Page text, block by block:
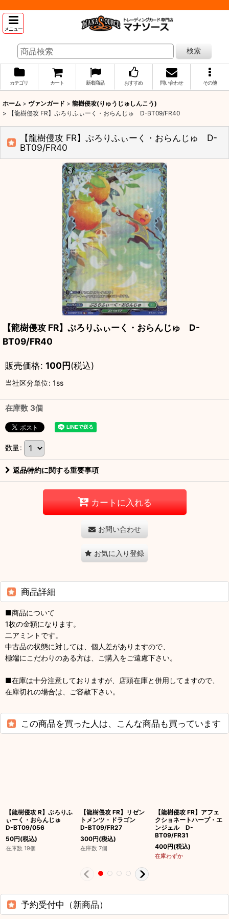
メニュー
検索
カテゴリ カート 新着商品 おすすめ 問い合わせ その他
ホーム > ヴァンガード > 龍樹侵攻(りゅうじゅしんこう)
>
【龍樹侵攻 FR】ぷろりふぃーく・おらんじゅ D-BT09/FR40
【龍樹侵攻 FR】ぷろりふぃーく・おらんじゅ D-
BT09/FR40
【龍樹侵攻 FR】ぷろりふぃーく・おらんじゅ D-
BT09/FR40
販売価格: 100円(税込)
当社区分単位: 1ss
在庫数 3個
数量:
返品特約に関する重要事項
カートに入れる
お問い合わせ
お気に入り登録
商品詳細
■商品について
1枚の金額になります。
二アミントです。
中古品の状態に対しては、個人差がありますので、
極端にこだわりのある方は、ご購入をご遠慮下さい。
■在庫は十分注意しておりますが、店頭在庫と併用してますので、
在庫切れの場合は、ご容赦下さい。
この商品を買った人は、こんな商品も買っています
【龍樹侵攻 R】ぷろりふ
ぃーく・おらんじゅ
D-BT09/056
50円(税込)
在庫数 19個
【龍樹侵攻 FR】リゼン
トメンツ・ドラゴン
D-BT09/FR27
300円(税込)
在庫数 7個
【龍樹侵攻 FR】アフェ
クショネートハープ・エ
ンジェル D-
BT09/FR31
400円(税込)
在庫わずか
予約受付中（新商品）